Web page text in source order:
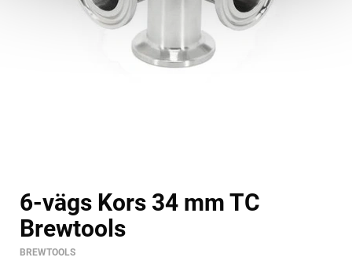
6-vägs Kors 34 mm TC
Brewtools
BREWTOOLS